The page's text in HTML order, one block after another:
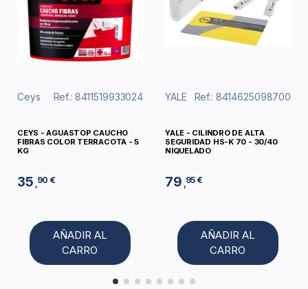
Ceys Ref.: 8411519933024
CEYS - AGUASTOP CAUCHO
FIBRAS COLOR TERRACOTA - 5
KG
35 90 €
AÑADIR AL
CARRO
YALE Ref.: 8414625098700
YALE - CILINDRO DE ALTA
SEGURIDAD HS-K 70 - 30/40
NIQUELADO
79 95 €
AÑADIR AL
CARRO